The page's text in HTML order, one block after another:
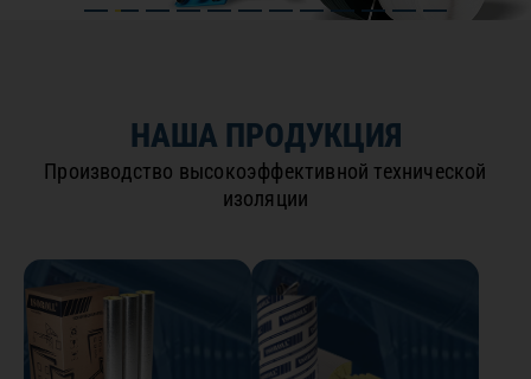
НАША ПРОДУКЦИЯ
Производство высокоэффективной технической
изоляции